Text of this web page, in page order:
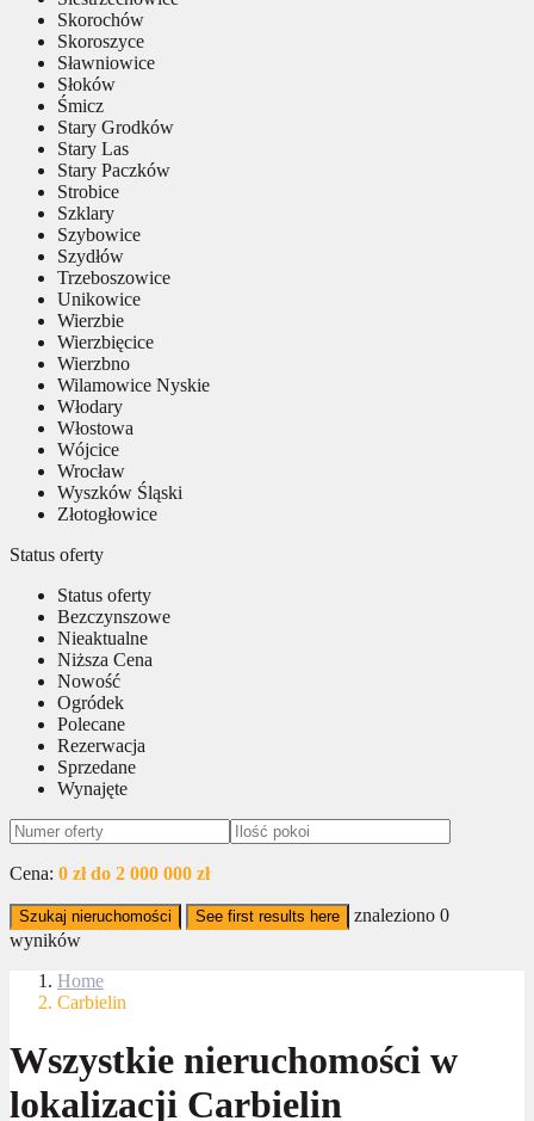
Skorochów
Skoroszyce
Sławniowice
Słoków
Śmicz
Stary Grodków
Stary Las
Stary Paczków
Strobice
Szklary
Szybowice
Szydłów
Trzeboszowice
Unikowice
Wierzbie
Wierzbięcice
Wierzbno
Wilamowice Nyskie
Włodary
Włostowa
Wójcice
Wrocław
Wyszków Śląski
Złotogłowice
Status oferty
Status oferty
Bezczynszowe
Nieaktualne
Niższa Cena
Nowość
Ogródek
Polecane
Rezerwacja
Sprzedane
Wynajęte
Cena: 0 zł do 2 000 000 zł
Szukaj nieruchomości See first results here znaleziono 0
wyników
Home
Carbielin
Wszystkie nieruchomości w
lokalizacji Carbielin